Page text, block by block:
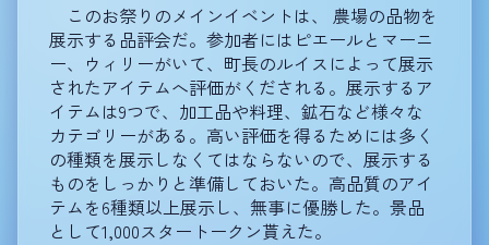
このお祭りのメインイベントは、 農場の品物を
展示する品評会だ。参加者にはピエールとマーニ
ー、ウィリーがいて、町長のルイスによって展示
されたアイテムへ評価がくだされる。展示するア
イテムは9つで、加工品や料理、鉱石など様々な
カテゴリーがある。高い評価を得るためには多く
の種類を展示しなくてはならないので、展示する
ものをしっかりと準備しておいた。高品質のアイ
テムを6種類以上展示し、無事に優勝した。景品
として1,000スタートークン貰えた。